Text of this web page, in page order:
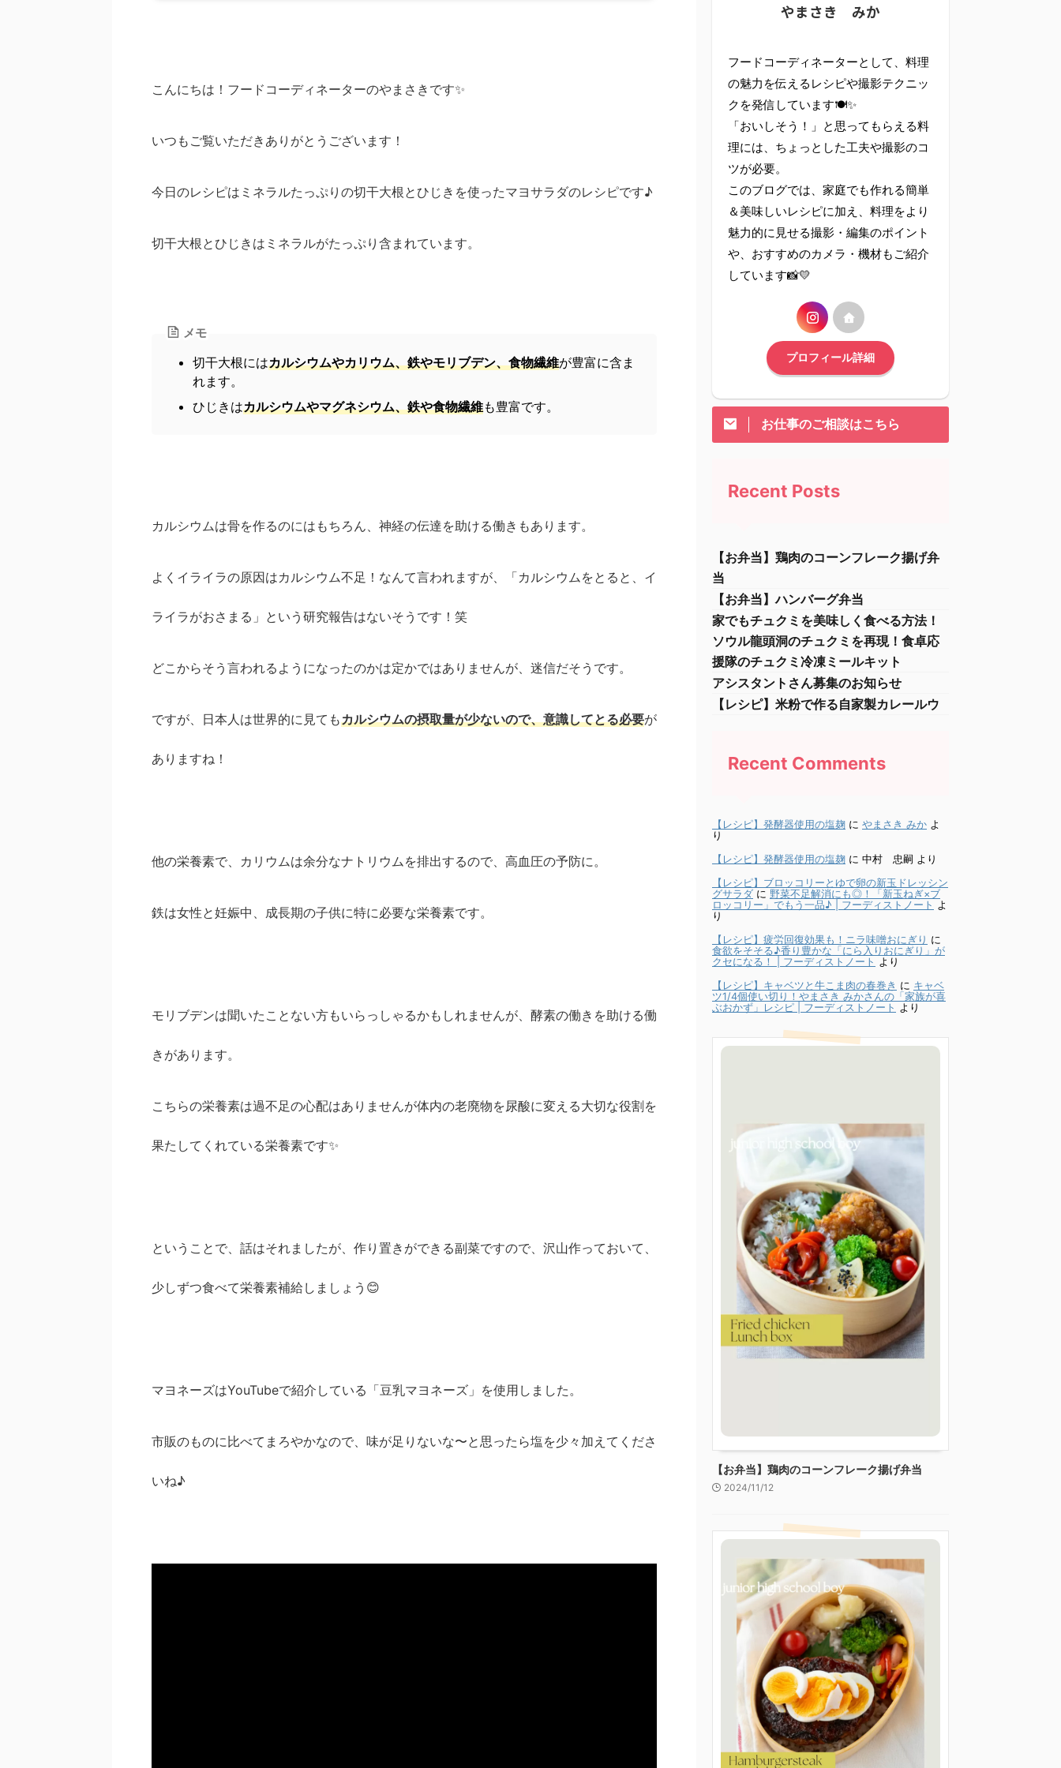
こんにちは！フードコーディネーターのやまさきです✨
いつもご覧いただきありがとうございます！
今日のレシピはミネラルたっぷりの切干大根とひじきを使ったマヨサラダのレシピです♪
切干大根とひじきはミネラルがたっぷり含まれています。
メモ
切干大根にはカルシウムやカリウム、鉄やモリブデン、食物繊維が豊富に含ま
れます。
ひじきはカルシウムやマグネシウム、鉄や食物繊維も豊富です。
カルシウムは骨を作るのにはもちろん、神経の伝達を助ける働きもあります。
よくイライラの原因はカルシウム不足！なんて言われますが、「カルシウムをとると、イ
ライラがおさまる」という研究報告はないそうです！笑
どこからそう言われるようになったのかは定かではありませんが、迷信だそうです。
ですが、日本人は世界的に見てもカルシウムの摂取量が少ないので、意識してとる必要が
ありますね！
他の栄養素で、カリウムは余分なナトリウムを排出するので、高血圧の予防に。
鉄は女性と妊娠中、成長期の子供に特に必要な栄養素です。
モリブデンは聞いたことない方もいらっしゃるかもしれませんが、酵素の働きを助ける働
きがあります。
こちらの栄養素は過不足の心配はありませんが体内の老廃物を尿酸に変える大切な役割を
果たしてくれている栄養素です✨
ということで、話はそれましたが、作り置きができる副菜ですので、沢山作っておいて、
少しずつ食べて栄養素補給しましょう😊
マヨネーズはYouTubeで紹介している「豆乳マヨネーズ」を使用しました。
市販のものに比べてまろやかなので、味が足りないな〜と思ったら塩を少々加えてくださ
いね♪
やまさき みか
フードコーディネーターとして、料理
の魅力を伝えるレシピや撮影テクニッ
クを発信しています🍽✨
「おいしそう！」と思ってもらえる料
理には、ちょっとした工夫や撮影のコ
ツが必要。
このブログでは、家庭でも作れる簡単
＆美味しいレシピに加え、料理をより
魅力的に見せる撮影・編集のポイント
や、おすすめのカメラ・機材もご紹介
しています📸💛
プロフィール詳細
お仕事のご相談はこちら
Recent Posts
【お弁当】鶏肉のコーンフレーク揚げ弁
当
【お弁当】ハンバーグ弁当
家でもチュクミを美味しく食べる方法！
ソウル龍頭洞のチュクミを再現！食卓応
援隊のチュクミ冷凍ミールキット
アシスタントさん募集のお知らせ
【レシピ】米粉で作る自家製カレールウ
Recent Comments
【レシピ】発酵器使用の塩麹 に やまさき みか よ
り
【レシピ】発酵器使用の塩麹 に 中村 忠嗣 より
【レシピ】ブロッコリーとゆで卵の新玉ドレッシン
グサラダ に 野菜不足解消にも◎！「新玉ねぎ×ブ
ロッコリー」でもう一品♪ | フーディストノート よ
り
【レシピ】疲労回復効果も！ニラ味噌おにぎり に
食欲をそそる♪香り豊かな「にら入りおにぎり」が
クセになる！ | フーディストノート より
【レシピ】キャベツと牛こま肉の春巻き に キャベ
ツ1/4個使い切り！やまさき みかさんの「家族が喜
ぶおかず」レシピ | フーディストノート より
【お弁当】鶏肉のコーンフレーク揚げ弁当
2024/11/12